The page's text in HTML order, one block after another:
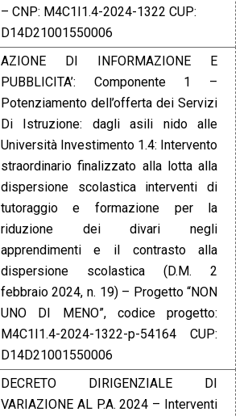
– CNP: M4C1I1.4-2024-1322 CUP:
D14D21001550006
AZIONE DI INFORMAZIONE E
PUBBLICITA’: Componente 1 –
Potenziamento dell’offerta dei Servizi
Di Istruzione: dagli asili nido alle
Università Investimento 1.4: Intervento
straordinario finalizzato alla lotta alla
dispersione scolastica interventi di
tutoraggio e formazione per la
riduzione dei divari negli
apprendimenti e il contrasto alla
dispersione scolastica (D.M. 2
febbraio 2024, n. 19) – Progetto “NON
UNO DI MENO”, codice progetto:
M4C1I1.4-2024-1322-p-54164 CUP:
D14D21001550006
DECRETO DIRIGENZIALE DI
VARIAZIONE AL P.A. 2024 – Interventi